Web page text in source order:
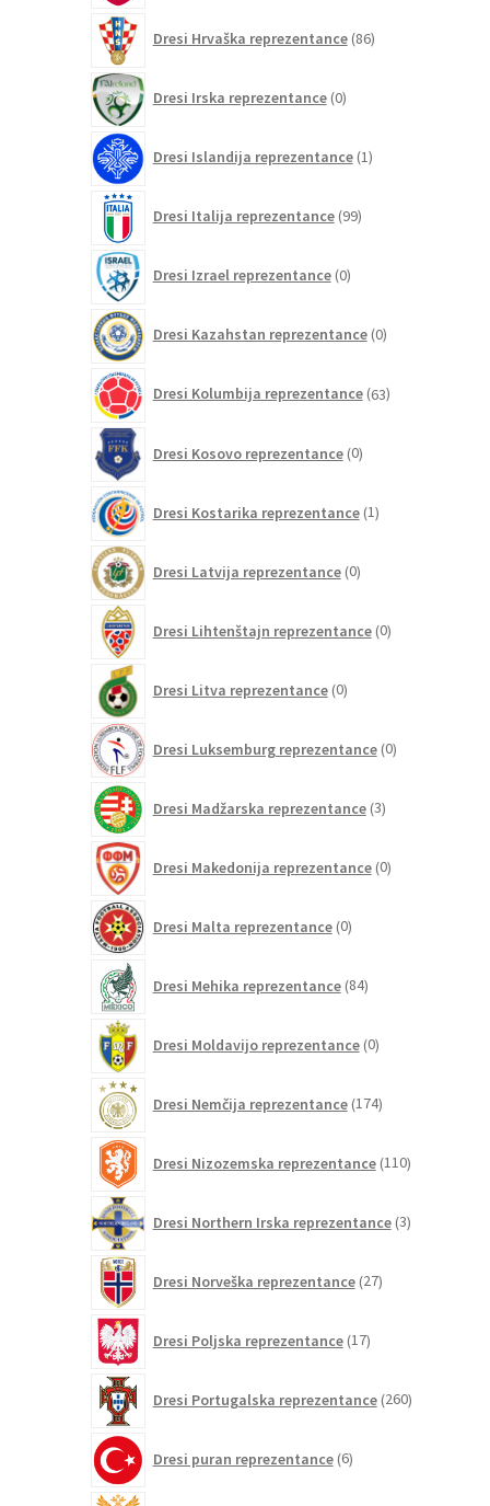
Dresi Hrvaška reprezentance 86izdelkov
Dresi Irska reprezentance 0izdelkov
Dresi Islandija reprezentance 1izdelek
Dresi Italija reprezentance 99izdelkov
Dresi Izrael reprezentance 0izdelkov
Dresi Kazahstan reprezentance 0izdelkov
Dresi Kolumbija reprezentance 63izdelkov
Dresi Kosovo reprezentance 0izdelkov
Dresi Kostarika reprezentance 1izdelek
Dresi Latvija reprezentance 0izdelkov
Dresi Lihtenštajn reprezentance 0izdelkov
Dresi Litva reprezentance 0izdelkov
Dresi Luksemburg reprezentance 0izdelkov
Dresi Madžarska reprezentance 3izdelki
Dresi Makedonija reprezentance 0izdelkov
Dresi Malta reprezentance 0izdelkov
Dresi Mehika reprezentance 84izdelkov
Dresi Moldavijo reprezentance 0izdelkov
Dresi Nemčija reprezentance 174izdelkov
Dresi Nizozemska reprezentance 110izdelkov
Dresi Northern Irska reprezentance 3izdelki
Dresi Norveška reprezentance 27izdelkov
Dresi Poljska reprezentance 17izdelkov
Dresi Portugalska reprezentance 260izdelkov
Dresi puran reprezentance 6izdelkov